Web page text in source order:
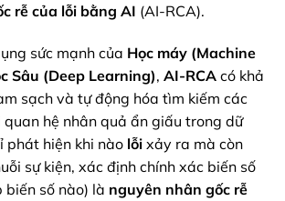
rễ của lỗi bằng AI (AI-RCA).
sức mạnh của Học máy (Machine
Sâu (Deep Learning), AI-RCA có khả
sạch và tự động hóa tìm kiếm các
quan hệ nhân quả ẩn giấu trong dữ
phát hiện khi nào lỗi xảy ra mà còn
sự kiện, xác định chính xác biến số
biến số nào) là nguyên nhân gốc rễ